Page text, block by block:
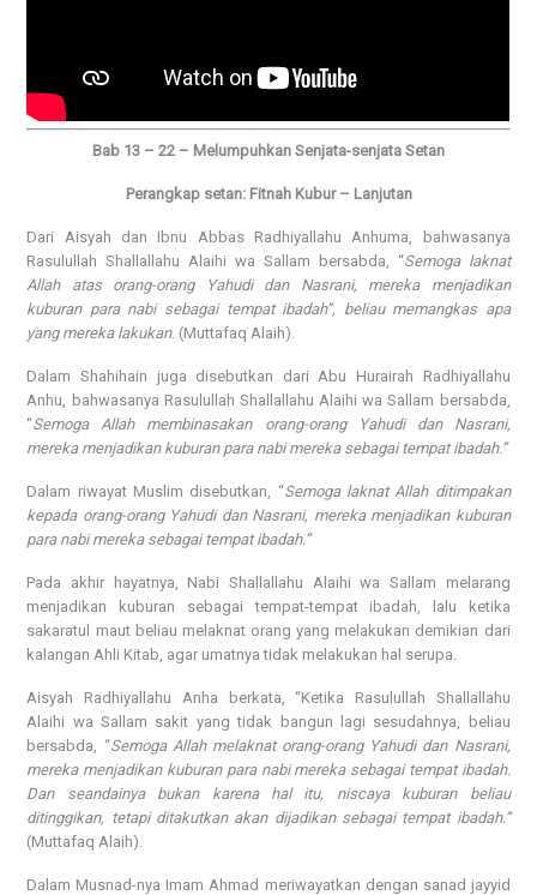
Bab 13 – 22 – Melumpuhkan Senjata-senjata Setan
Perangkap setan: Fitnah Kubur – Lanjutan
Dari Aisyah dan Ibnu Abbas Radhiyallahu Anhuma, bahwasanya
Rasulullah Shallallahu Alaihi wa Sallam bersabda, “Semoga laknat
Allah atas orang-orang Yahudi dan Nasrani, mereka menjadikan
kuburan para nabi sebagai tempat ibadah”, beliau memangkas apa
yang mereka lakukan. (Muttafaq Alaih).
Dalam Shahihain juga disebutkan dari Abu Hurairah Radhiyallahu
Anhu, bahwasanya Rasulullah Shallallahu Alaihi wa Sallam bersabda,
“Semoga Allah membinasakan orang-orang Yahudi dan Nasrani,
mereka menjadikan kuburan para nabi mereka sebagai tempat ibadah.”
Dalam riwayat Muslim disebutkan, “Semoga laknat Allah ditimpakan
kepada orang-orang Yahudi dan Nasrani, mereka menjadikan kuburan
para nabi mereka sebagai tempat ibadah.”
Pada akhir hayatnya, Nabi Shallallahu Alaihi wa Sallam melarang
menjadikan kuburan sebagai tempat-tempat ibadah, lalu ketika
sakaratul maut beliau melaknat orang yang melakukan demikian dari
kalangan Ahli Kitab, agar umatnya tidak melakukan hal serupa.
Aisyah Radhiyallahu Anha berkata, “Ketika Rasulullah Shallallahu
Alaihi wa Sallam sakit yang tidak bangun lagi sesudahnya, beliau
bersabda, “Semoga Allah melaknat orang-orang Yahudi dan Nasrani,
mereka menjadikan kuburan para nabi mereka sebagai tempat ibadah.
Dan seandainya bukan karena hal itu, niscaya kuburan beliau
ditinggikan, tetapi ditakutkan akan dijadikan sebagai tempat ibadah.”
(Muttafaq Alaih).
Dalam Musnad-nya Imam Ahmad meriwayatkan dengan sanad jayyid